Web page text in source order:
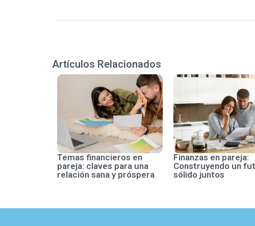
Artículos Relacionados
Temas financieros en
pareja: claves para una
relación sana y próspera
Finanzas en pareja:
Construyendo un
sólido juntos